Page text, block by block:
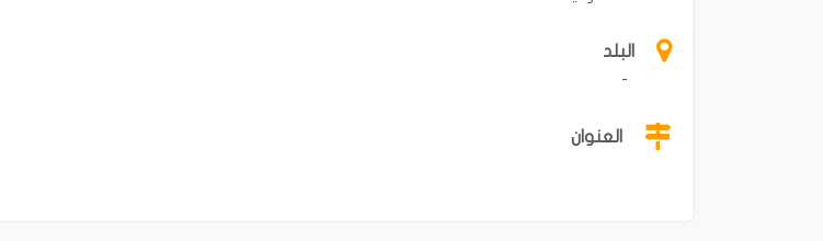
البلد
-
العنوان